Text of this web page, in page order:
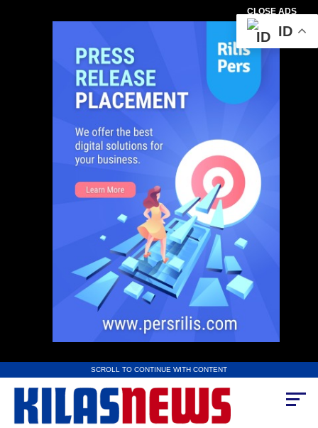
CLOSE ADS
SCROLL TO CONTINUE WITH CONTENT
ID